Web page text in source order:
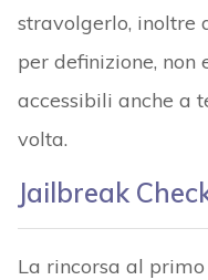
stravolgerlo, inoltre
per definizione, non
accessibili anche a
volta.
Jailbreak
La rincorsa al